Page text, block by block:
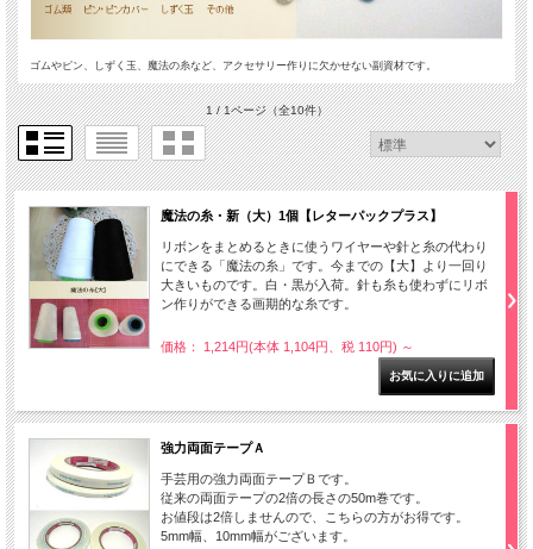
ゴムやピン、しずく玉、魔法の糸など、アクセサリー作りに欠かせない副資材です。
1 / 1ページ（全10件）
魔法の糸・新（大）1個【レターパックプラス】
リボンをまとめるときに使うワイヤーや針と糸の代わり
にできる「魔法の糸」です。今までの【大】より一回り
大きいものです。白・黒が入荷。針も糸も使わずにリボ
ン作りができる画期的な糸です。
価格： 1,214円(本体 1,104円、税 110円) ～
強力両面テープＡ
手芸用の強力両面テープＢです。
従来の両面テープの2倍の長さの50m巻です。
お値段は2倍しませんので、こちらの方がお得です。
5mm幅、10mm幅がございます。